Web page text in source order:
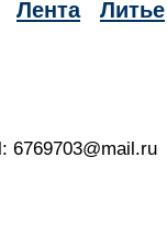
Лента Литье
6769703@mail.ru